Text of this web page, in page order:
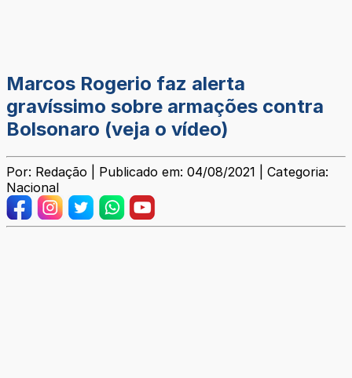
Marcos Rogerio faz alerta
gravíssimo sobre armações contra
Bolsonaro (veja o vídeo)
Por: Redação | Publicado em: 04/08/2021 | Categoria:
Nacional